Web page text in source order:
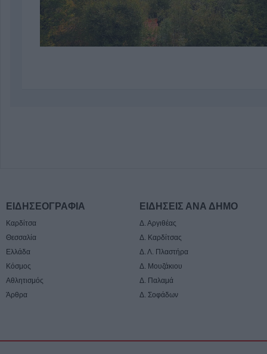
ΕΙΔΗΣΕΟΓΡΑΦΙΑ
Καρδίτσα
Θεσσαλία
Ελλάδα
Κόσμος
Αθλητισμός
Άρθρα
ΕΙΔΗΣΕΙΣ ΑΝΑ ΔΗΜΟ
Δ. Αργιθέας
Δ. Καρδίτσας
Δ. Λ. Πλαστήρα
Δ. Μουζάκιου
Δ. Παλαμά
Δ. Σοφάδων